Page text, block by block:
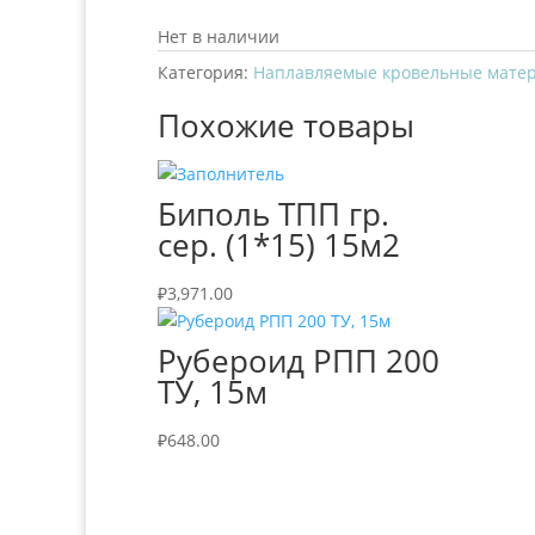
Нет в наличии
Категория: Наплавляемые кровельные
Похожие товары
Биполь ТПП гр.
сер. (1*15) 15м2
₽3,971.00
Рубероид РПП 200
ТУ, 15м
₽648.00